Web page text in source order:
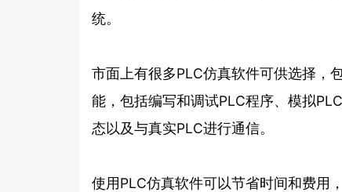
统。
市面上有很多PLC仿真软件可供选择，
能，包括编写和调试PLC程序、模拟
态以及与真实PLC进行通信。
使用PLC仿真软件可以节省时间和费用